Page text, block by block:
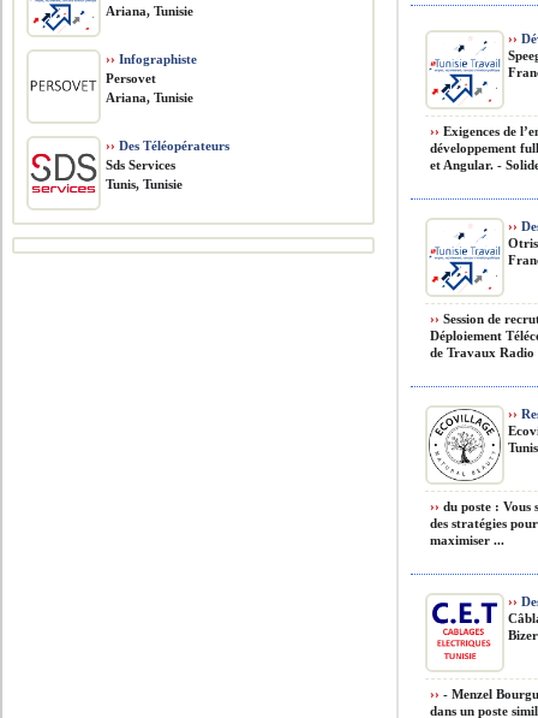
››
›› Exigences de
développement
et Angular. -
››
›› Session de
Déploiement
de Travaux
››
›› du poste : Vous
des stratégies
maximiser ...
››
›› - Menzel
dans un poste
Ariana, Tunisie
›› Infographiste
Persovet
Ariana, Tunisie
›› Des Téléopérateurs
Sds Services
Tunis, Tunisie